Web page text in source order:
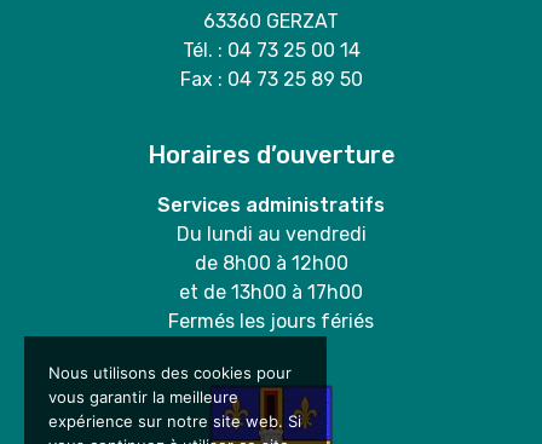
63360 GERZAT
Tél. : 04 73 25 00 14
Fax : 04 73 25 89 50
Horaires d’ouverture
Services administratifs
Du lundi au vendredi
de 8h00 à 12h00
et de 13h00 à 17h00
Fermés les jours fériés
Nous utilisons des cookies pour
vous garantir la meilleure
expérience sur notre site web. Si